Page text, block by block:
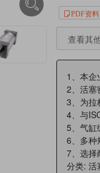
PDF资
查看其
1、本企
2、活塞
3、为拉
4、与
5、气缸
6、多种
7、选择
分类: 活